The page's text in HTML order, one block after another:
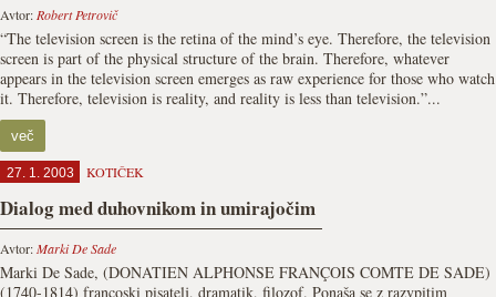
Avtor: Robert Petrovič
“The television screen is the retina of the mind’s eye. Therefore, the television
screen is part of the physical structure of the brain. Therefore, whatever
appears in the television screen emerges as raw experience for those who watch
it. Therefore, television is reality, and reality is less than television.”...
več
27. 1. 2003 KOTIČEK
Dialog med duhovnikom in umirajočim
Avtor:Marki De Sade
Marki De Sade, (DONATIEN ALPHONSE FRANÇOIS COMTE DE SADE)
(1740-1814) francoski pisatelj, dramatik, filozof. Ponaša se z razvpitim